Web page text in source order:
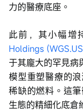
力的醫療底座。
此前，其小幅增
Holdings
于其龐大的罕見病
模型重塑醫療的
稀缺的燃料。這
生態的精細化底倉